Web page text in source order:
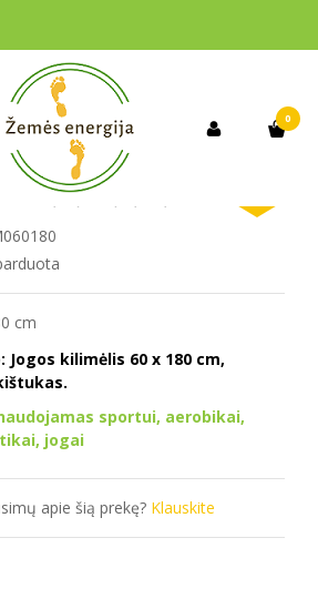
0
JOGOS KILIMĖLIS 60 X
cm
: Jogos kilimėlis 60 x 180 cm,
sportui, aerobikai,
jogai
apie šią prekę? Klauskite